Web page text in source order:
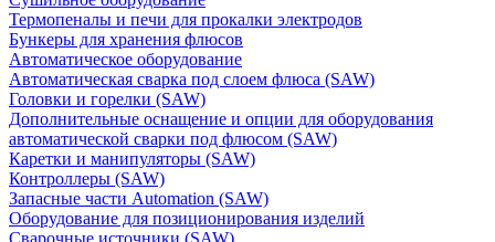
Термопеналы и печи для прокалки электродов
Бункеры для хранения флюсов
Автоматическое оборудование
Автоматическая сварка под слоем флюса (SAW)
Головки и горелки (SAW)
Дополнительные оснащение и опции для оборудования
автоматической сварки под флюсом (SAW)
Каретки и манипуляторы (SAW)
Контроллеры (SAW)
Запасные части Automation (SAW)
Оборудование для позиционирования изделий
Сварочные источники (SAW)